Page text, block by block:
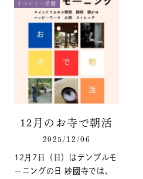
イベント・活動
12月のお寺で朝活
2025/12/06
12月7日（日）はテンプルモ
ーニングの日 妙國寺では、